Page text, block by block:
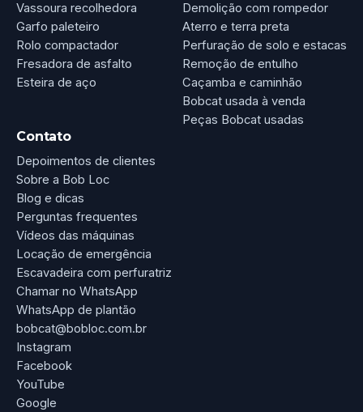
Vassoura recolhedora
Garfo paleteiro
Rolo compactador
Fresadora de asfalto
Esteira de aço
Demolição com rompedor
Aterro e terra preta
Perfuração de solo e estacas
Remoção de entulho
Caçamba e caminhão
Bobcat usada à venda
Peças Bobcat usadas
Contato
Depoimentos de clientes
Sobre a Bob Loc
Blog e dicas
Perguntas frequentes
Vídeos das máquinas
Locação de emergência
Escavadeira com perfuratriz
Chamar no WhatsApp
WhatsApp de plantão
bobcat@bobloc.com.br
Instagram
Facebook
YouTube
Google